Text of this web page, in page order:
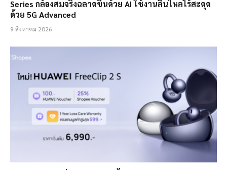
Series กล้องสมจริงฉลาดขึ้นด้วย AI ใช้งานลื่นไหลไร้สะดุด
ด้วย 5G Advanced
9 สิงหาคม 2026